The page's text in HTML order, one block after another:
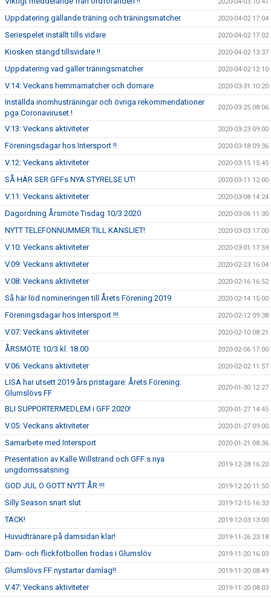
Uppdatering gällande träning och träningsmatcher 2020-04-02 17:04
Seriespelet inställt tills vidare 2020-04-02 17:02
Kiosken stängd tillsvidare !! 2020-04-02 13:37
Uppdatering vad gäller träningsmatcher 2020-04-02 12:10
V.14: Veckans hemmamatcher och domare 2020-03-31 10:20
Inställda inomhusträningar och övriga rekommendationer
pga Coronaviruset !
2020-03-25 08:06
V.13: Veckans aktiviteter 2020-03-23 09:00
Föreningsdagar hos Intersport !! 2020-03-18 09:36
V.12: Veckans aktiviteter 2020-03-15 15:45
SÅ HÄR SER GFFs NYA STYRELSE UT! 2020-03-11 12:00
V.11: Veckans aktiviteter 2020-03-08 14:24
Dagordning Årsmöte Tisdag 10/3 2020 2020-03-06 11:30
NYTT TELEFONNUMMER TILL KANSLIET! 2020-03-03 17:00
V.10: Veckans aktiviteter 2020-03-01 17:59
V.09: Veckans aktiviteter 2020-02-23 16:04
V.08: Veckans aktiviteter 2020-02-16 16:52
Så här löd nomineringen till Årets Förening 2019 2020-02-14 15:00
Föreningsdagar hos Intersport !!! 2020-02-12 09:38
V.07: Veckans aktiviteter 2020-02-10 08:21
ÅRSMÖTE 10/3 kl. 18.00 2020-02-06 17:00
V.06: Veckans aktiviteter 2020-02-02 11:57
LISA har utsett 2019 års pristagare: Årets Förening:
Glumslövs FF
2020-01-30 12:27
BLI SUPPORTERMEDLEM i GFF 2020! 2020-01-27 14:45
V.05: Veckans aktiviteter 2020-01-27 09:00
Samarbete med Intersport 2020-01-21 08:36
Presentation av Kalle Willstrand och GFF:s nya
ungdomssatsning
2019-12-28 16:20
GOD JUL O GOTT NYTT ÅR !!! 2019-12-20 11:50
Silly Season snart slut 2019-12-15 16:33
TACK! 2019-12-03 13:00
Huvudtränare på damsidan klar! 2019-11-26 23:18
Dam- och flickfotbollen frodas i Glumslöv 2019-11-20 16:03
Glumslövs FF nystartar damlag!! 2019-11-20 08:49
V.47: Veckans aktiviteter 2019-11-20 08:03